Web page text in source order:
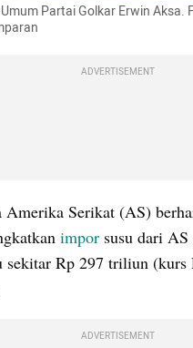
Partai Golkar Erwin Aksa.
ADVERTISEMENT
Amerika Serikat (AS)
impor susu dari
sekitar Rp 297 triliun (kurs
ADVERTISEMENT